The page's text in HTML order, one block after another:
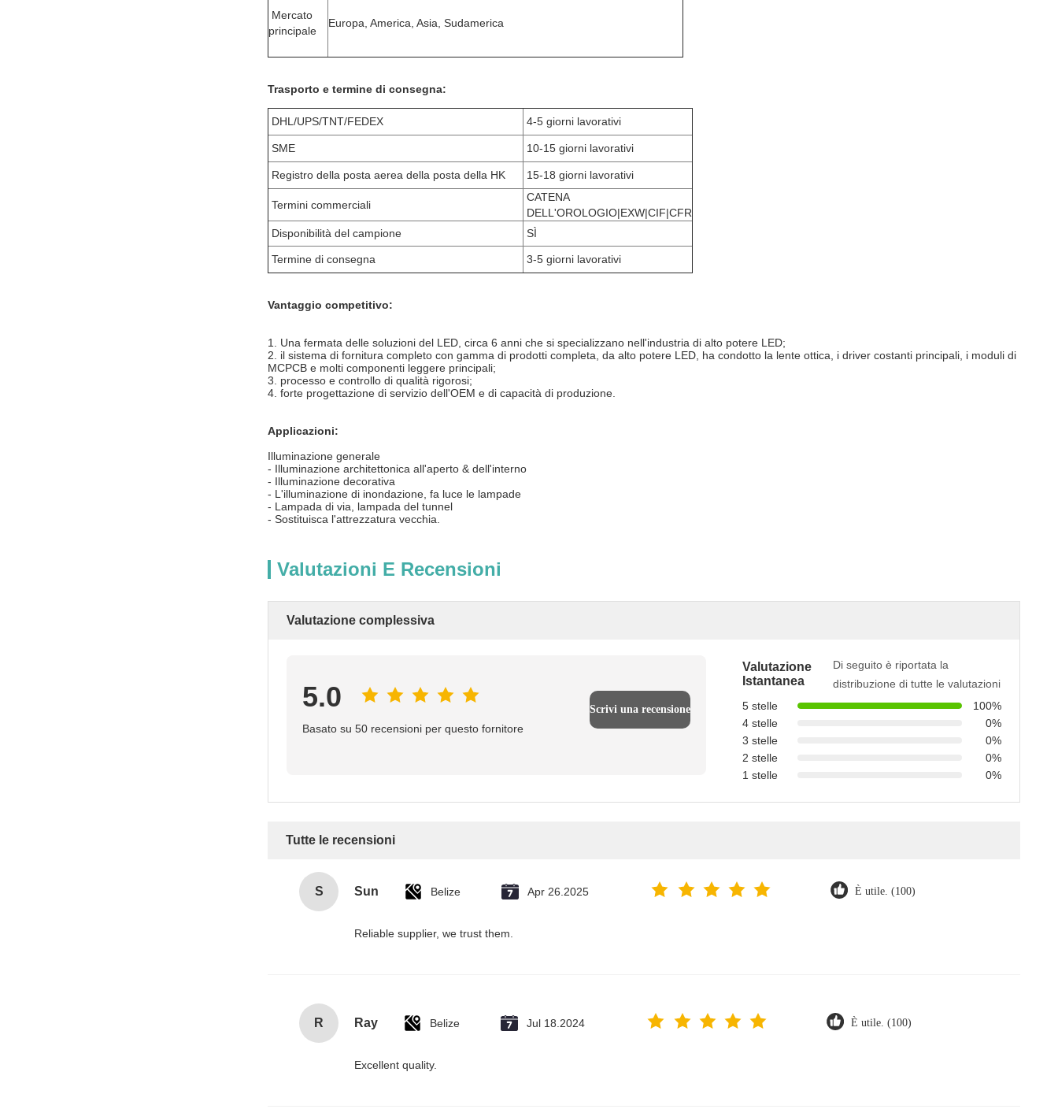
Mercato
principale
Europa, America, Asia, Sudamerica
Trasporto e termine di consegna:
DHL/UPS/TNT/FEDEX 4-5 giorni lavorativi
SME 10-15 giorni lavorativi
Registro della posta aerea della posta della HK 15-18 giorni lavorativi
Termini commerciali
CATENA
DELL'OROLOGIO|EXW|CIF|CFR
Disponibilità del campione
SÌ
Termine di consegna 3-5 giorni lavorativi
Vantaggio competitivo:
1. Una fermata delle soluzioni del LED, circa 6 anni che si specializzano nell'industria di alto potere LED;
2. il sistema di fornitura completo con gamma di prodotti completa, da alto potere LED, ha condotto la lente ottica, i driver costanti principali, i moduli di
MCPCB e molti componenti leggere principali;
3. processo e controllo di qualità rigorosi;
4. forte progettazione di servizio dell'OEM e di capacità di produzione.
Applicazioni:
Illuminazione generale
- Illuminazione architettonica all'aperto & dell'interno
- Illuminazione decorativa
- L'illuminazione di inondazione, fa luce le lampade
- Lampada di via, lampada del tunnel
- Sostituisca l'attrezzatura vecchia.
Valutazioni E Recensioni
Valutazione complessiva
5.0
Basato su 50 recensioni per questo fornitore
Scrivi una recensione
Valutazione
Istantanea
Di seguito è riportata la
distribuzione di tutte le valutazioni
5 stelle
100%
4 stelle
0%
3 stelle
0%
2 stelle
0%
1 stelle
0%
Tutte le recensioni
S Sun Belize Apr 26.2025 È utile. (100)
Reliable supplier, we trust them.
R Ray Belize Jul 18.2024 È utile. (100)
Excellent quality.